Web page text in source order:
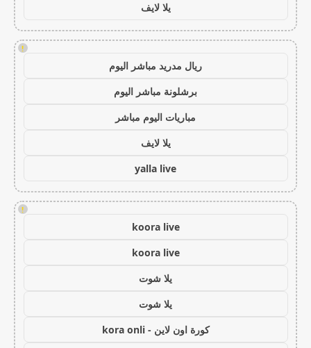
يلا لايف
!
ريال مدريد مباشر اليوم
برشلونة مباشر اليوم
مباريات اليوم مباشر
يلا لايف
yalla live
!
koora live
koora live
يلا شوت
يلا شوت
كورة اون لاين - kora onli